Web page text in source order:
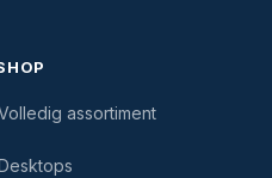
assortiment